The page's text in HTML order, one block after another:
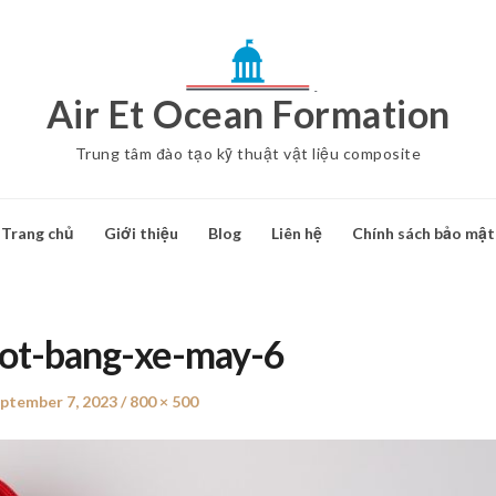
Air Et Ocean Formation
Trung tâm đào tạo kỹ thuật vật liệu composite
Trang chủ Giới thiệu Blog Liên hệ Chính sách bảo mật
bang-xe-may-6
7, 2023
Full
800 × 500